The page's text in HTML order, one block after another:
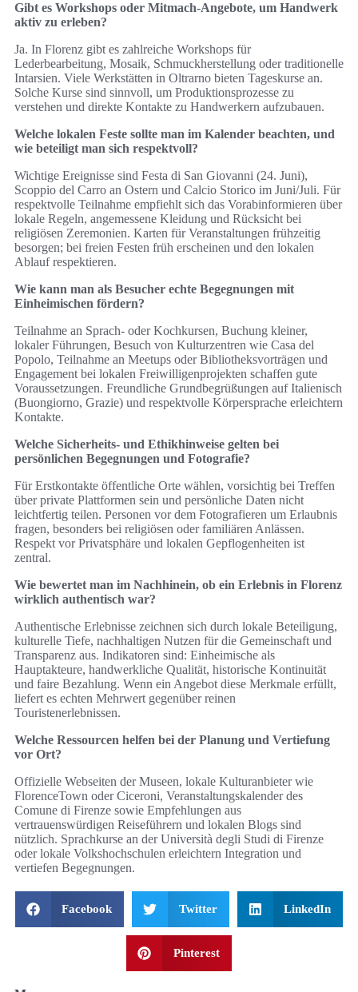
Gibt es Workshops oder Mitmach-Angebote, um Handwerk
aktiv zu erleben?
Ja. In Florenz gibt es zahlreiche Workshops für
Lederbearbeitung, Mosaik, Schmuckherstellung oder traditionelle
Intarsien. Viele Werkstätten in Oltrarno bieten Tageskurse an.
Solche Kurse sind sinnvoll, um Produktionsprozesse zu
verstehen und direkte Kontakte zu Handwerkern aufzubauen.
Welche lokalen Feste sollte man im Kalender beachten, und
wie beteiligt man sich respektvoll?
Wichtige Ereignisse sind Festa di San Giovanni (24. Juni),
Scoppio del Carro an Ostern und Calcio Storico im Juni/Juli. Für
respektvolle Teilnahme empfiehlt sich das Vorabinformieren über
lokale Regeln, angemessene Kleidung und Rücksicht bei
religiösen Zeremonien. Karten für Veranstaltungen frühzeitig
besorgen; bei freien Festen früh erscheinen und den lokalen
Ablauf respektieren.
Wie kann man als Besucher echte Begegnungen mit
Einheimischen fördern?
Teilnahme an Sprach- oder Kochkursen, Buchung kleiner,
lokaler Führungen, Besuch von Kulturzentren wie Casa del
Popolo, Teilnahme an Meetups oder Bibliotheksvorträgen und
Engagement bei lokalen Freiwilligenprojekten schaffen gute
Voraussetzungen. Freundliche Grundbegrüßungen auf Italienisch
(Buongiorno, Grazie) und respektvolle Körpersprache erleichtern
Kontakte.
Welche Sicherheits- und Ethikhinweise gelten bei
persönlichen Begegnungen und Fotografie?
Für Erstkontakte öffentliche Orte wählen, vorsichtig bei Treffen
über private Plattformen sein und persönliche Daten nicht
leichtfertig teilen. Personen vor dem Fotografieren um Erlaubnis
fragen, besonders bei religiösen oder familiären Anlässen.
Respekt vor Privatsphäre und lokalen Gepflogenheiten ist
zentral.
Wie bewertet man im Nachhinein, ob ein Erlebnis in Florenz
wirklich authentisch war?
Authentische Erlebnisse zeichnen sich durch lokale Beteiligung,
kulturelle Tiefe, nachhaltigen Nutzen für die Gemeinschaft und
Transparenz aus. Indikatoren sind: Einheimische als
Hauptakteure, handwerkliche Qualität, historische Kontinuität
und faire Bezahlung. Wenn ein Angebot diese Merkmale erfüllt,
liefert es echten Mehrwert gegenüber reinen
Touristenerlebnissen.
Welche Ressourcen helfen bei der Planung und Vertiefung
vor Ort?
Offizielle Webseiten der Museen, lokale Kulturanbieter wie
FlorenceTown oder Ciceroni, Veranstaltungskalender des
Comune di Firenze sowie Empfehlungen aus
vertrauenswürdigen Reiseführern und lokalen Blogs sind
nützlich. Sprachkurse an der Università degli Studi di Firenze
oder lokale Volkshochschulen erleichtern Integration und
vertiefen Begegnungen.
Facebook Twitter LinkedIn
Pinterest